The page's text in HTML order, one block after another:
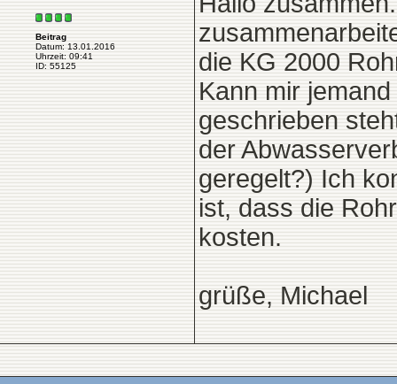
Beitrag
Datum: 13.01.2016
Uhrzeit: 09:41
ID: 55125
die KG 2000
Kann mir
geschrieben
der
geregelt?) Ich
ist, dass die
kosten.
grüße, Michael